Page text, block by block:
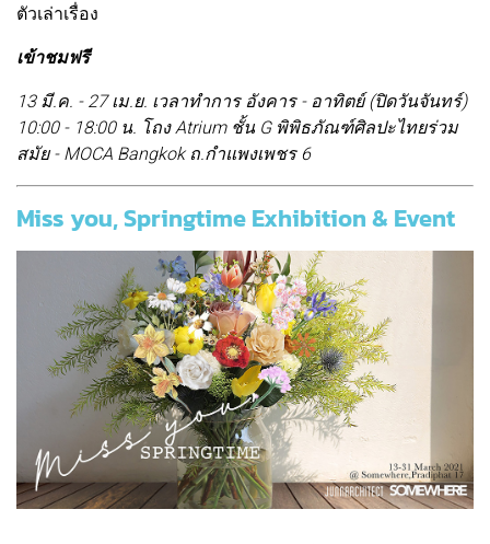
ตัวเล่าเรื่อง
เข้าชมฟรี
13 มี.ค. - 27 เม.ย. เวลาทำการ อังคาร - อาทิตย์ (ปิดวันจันทร์)
10:00 - 18:00 น. โถง Atrium ชั้น G พิพิธภัณฑ์ศิลปะไทยร่วม
สมัย - MOCA Bangkok ถ.กำแพงเพชร 6
Miss you, Springtime Exhibition & Event